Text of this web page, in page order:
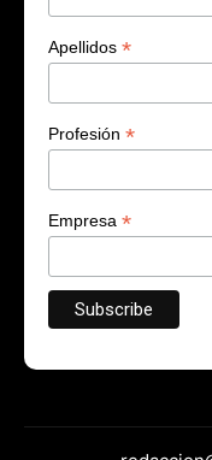
Apellidos *
Profesión *
Empresa *